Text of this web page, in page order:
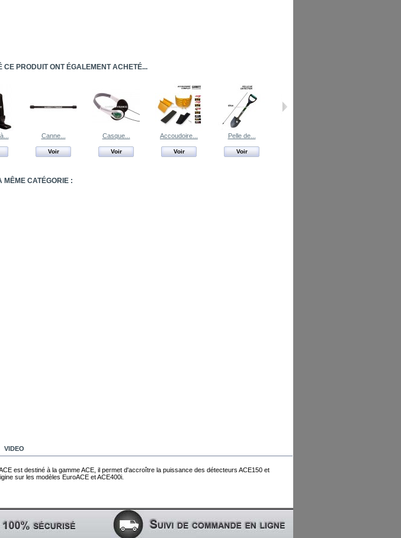
CE PRODUIT ONT ÉGALEMENT ACHETÉ...
Canne...
Voir
Casque...
Voir
Accoudoire...
Voir
Pelle de...
Voir
MÊME CATÉGORIE :
VIDEO
est destiné à la gamme ACE, il permet d'accroître la puissance des détecteurs ACE150 et
sur les modèles EuroACE et ACE400i.